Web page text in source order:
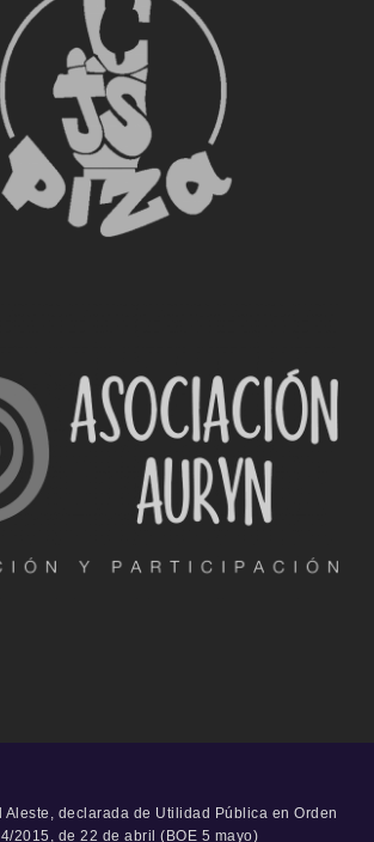
Aleste, declarada de Utilidad Pública en Orden
2015, de 22 de abril (BOE 5 mayo)